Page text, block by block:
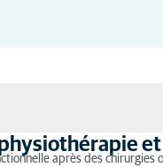
et
après des chirurgies